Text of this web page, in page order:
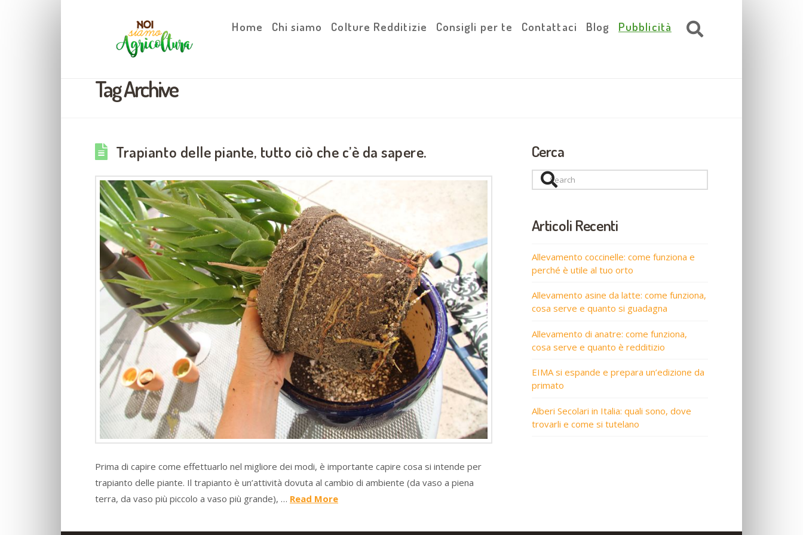
Home Chi siamo Colture Redditizie Consigli per te Contattaci Blog Pubblicità
Tag Archive
Trapianto delle piante, tutto ciò che c’è da sapere.
Prima di capire come effettuarlo nel migliore dei modi, è importante capire cosa si intende per
trapianto delle piante. Il trapianto è un’attività dovuta al cambio di ambiente (da vaso a piena
terra, da vaso più piccolo a vaso più grande), … Read More
Cerca
Search
Articoli Recenti
Allevamento coccinelle: come funziona e
perché è utile al tuo orto
Allevamento asine da latte: come funziona,
cosa serve e quanto si guadagna
Allevamento di anatre: come funziona,
cosa serve e quanto è redditizio
EIMA si espande e prepara un’edizione da
primato
Alberi Secolari in Italia: quali sono, dove
trovarli e come si tutelano